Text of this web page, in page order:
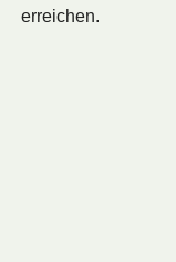
erreichen.